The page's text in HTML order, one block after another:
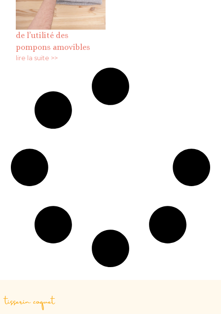
de l’utilité des
pompons amovibles
lire la suite >>
tisserin coquet